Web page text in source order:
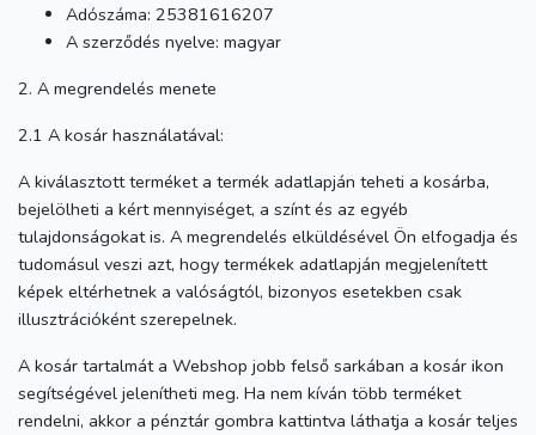
Adószáma: 25381616207
A szerződés nyelve: magyar
2. A megrendelés menete
2.1 A kosár használatával:
A kiválasztott terméket a termék adatlapján teheti a kosárba,
bejelölheti a kért mennyiséget, a színt és az egyéb
tulajdonságokat is. A megrendelés elküldésével Ön elfogadja és
tudomásul veszi azt, hogy termékek adatlapján megjelenített
képek eltérhetnek a valóságtól, bizonyos esetekben csak
illusztrációként szerepelnek.
A kosár tartalmát a Webshop jobb felső sarkában a kosár ikon
segítségével jelenítheti meg. Ha nem kíván több terméket
rendelni, akkor a pénztár gombra kattintva láthatja a kosár teljes